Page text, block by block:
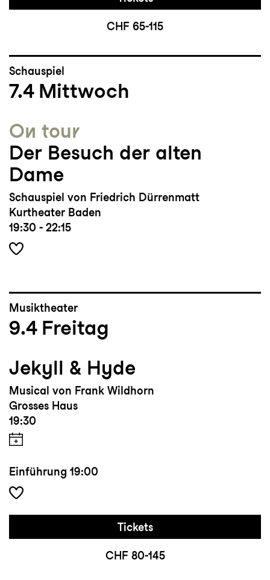
CHF 65-115
Schauspiel
7.4 Mittwoch
On tour
Der Besuch der alten
Dame
Schauspiel von Friedrich Dürrenmatt
Kurtheater Baden
19:30 - 22:15
Musiktheater
9.4 Freitag
Jekyll & Hyde
Musical von Frank Wildhorn
Grosses Haus
19:30
Einführung 19:00
Tickets
CHF 80-145